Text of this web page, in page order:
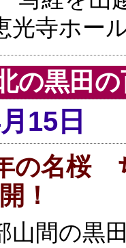
光寺ホー
の黒田
15日
の名桜
！
山間の黒